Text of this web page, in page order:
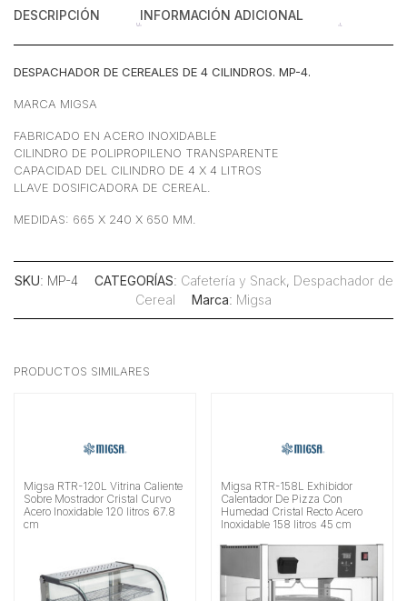
DESCRIPCIÓN INFORMACIÓN ADICIONAL
DESPACHADOR DE CEREALES DE 4 CILINDROS. MP-4.
MARCA MIGSA
FABRICADO EN ACERO INOXIDABLE
CILINDRO DE POLIPROPILENO TRANSPARENTE
CAPACIDAD DEL CILINDRO DE 4 X 4 LITROS
LLAVE DOSIFICADORA DE CEREAL.
MEDIDAS: 665 X 240 X 650 MM.
SKU: MP-4 CATEGORÍAS: Cafetería y Snack, Despachador de
Cereal
Marca: Migsa
PRODUCTOS SIMILARES
Migsa RTR-120L Vitrina Caliente
Sobre Mostrador Cristal Curvo
Acero Inoxidable 120 litros 67.8
cm
Migsa RTR-158L Exhibidor
Calentador De Pizza Con
Humedad Cristal Recto Acero
Inoxidable 158 litros 45 cm